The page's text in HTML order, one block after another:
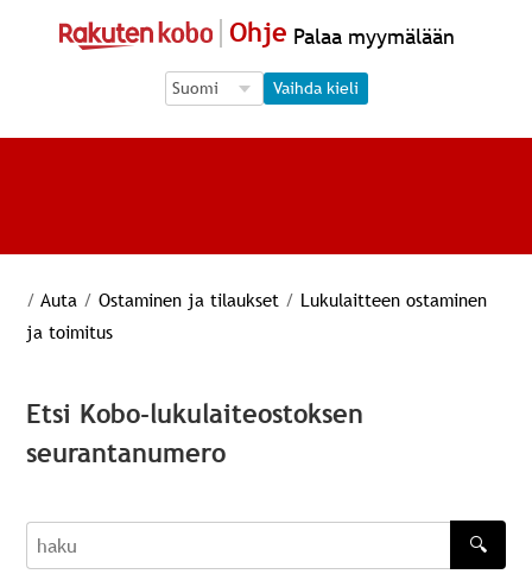
Ohje Palaa myymälään
Language Selection
Language Selection
Vaihda kieli
/ Auta / Ostaminen ja tilaukset / Lukulaitteen ostaminen
ja toimitus
Etsi Kobo-lukulaiteostoksen
seurantanumero
haku
🔍